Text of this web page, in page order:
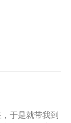
于是就带我到